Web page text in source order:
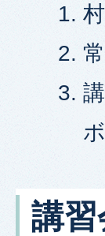
講